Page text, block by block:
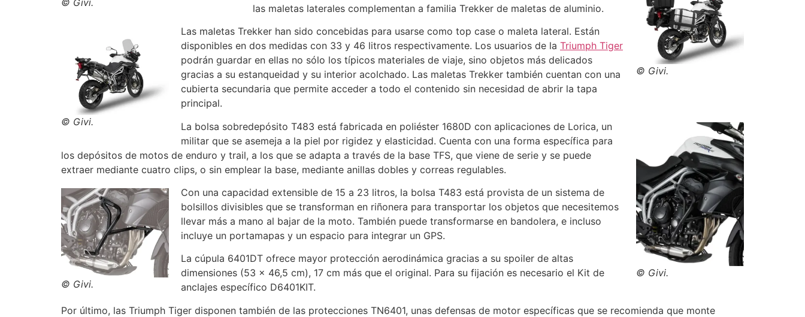
© Givi.
© Givi.
las maletas laterales complementan a familia Trekker de maletas de aluminio.
© Givi.
Las maletas Trekker han sido concebidas para usarse como top case o maleta lateral. Están
disponibles en dos medidas con 33 y 46 litros respectivamente. Los usuarios de la Triumph Tiger
podrán guardar en ellas no sólo los típicos materiales de viaje, sino objetos más delicados
gracias a su estanqueidad y su interior acolchado. Las maletas Trekker también cuentan con una
cubierta secundaria que permite acceder a todo el contenido sin necesidad de abrir la tapa
principal.
© Givi.
La bolsa sobredepósito T483 está fabricada en poliéster 1680D con aplicaciones de Lorica, un
militar que se asemeja a la piel por rigidez y elasticidad. Cuenta con una forma específica para
los depósitos de motos de enduro y trail, a los que se adapta a través de la base TFS, que viene de serie y se puede
extraer mediante cuatro clips, o sin emplear la base, mediante anillas dobles y correas regulables.
© Givi.
Con una capacidad extensible de 15 a 23 litros, la bolsa T483 está provista de un sistema de
bolsillos divisibles que se transforman en riñonera para transportar los objetos que necesitemos
llevar más a mano al bajar de la moto. También puede transformarse en bandolera, e incluso
incluye un portamapas y un espacio para integrar un GPS.
La cúpula 6401DT ofrece mayor protección aerodinámica gracias a su spoiler de altas
dimensiones (53 x 46,5 cm), 17 cm más que el original. Para su fijación es necesario el Kit de
anclajes específico D6401KIT.
Por último, las Triumph Tiger disponen también de las protecciones TN6401, unas defensas de motor específicas que se recomienda que monte